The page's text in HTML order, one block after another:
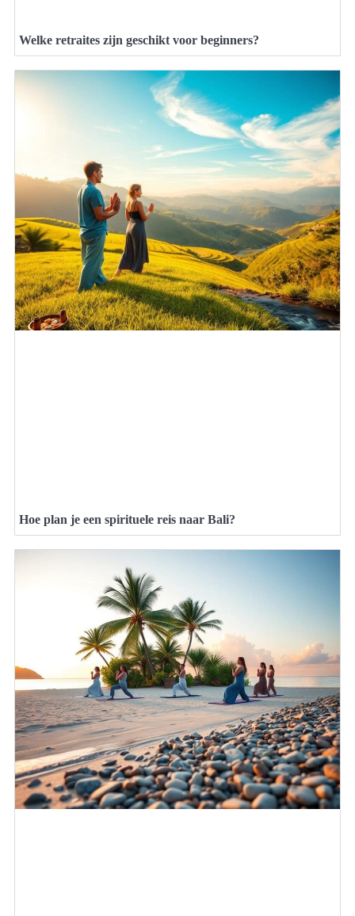
Welke retraites zijn geschikt voor beginners?
Hoe plan je een spirituele reis naar Bali?